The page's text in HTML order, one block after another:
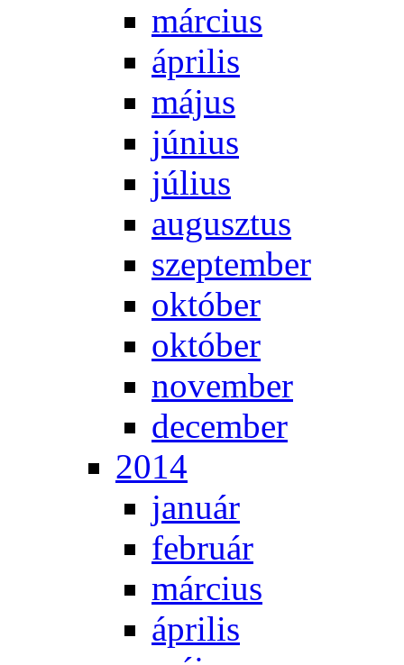
már­ci­us
áp­ri­lis
má­jus
jú­ni­us
jú­li­us
au­gusz­tus
szep­tem­ber
ok­tó­ber
ok­tó­ber
no­vem­ber
de­cem­ber
2014
ja­nu­ár
feb­ru­ár
már­ci­us
áp­ri­lis